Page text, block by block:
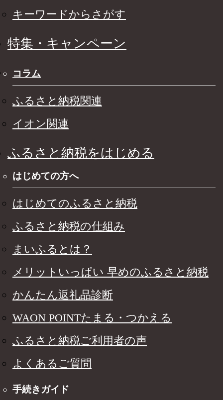
キーワードからさがす
特集・キャンペーン
コラム
ふるさと納税関連
イオン関連
ふるさと納税をはじめる
はじめての方へ
はじめてのふるさと納税
ふるさと納税の仕組み
まいふるとは？
メリットいっぱい 早めのふるさと納税
かんたん返礼品診断
WAON POINTたまる・つかえる
ふるさと納税ご利用者の声
よくあるご質問
手続きガイド